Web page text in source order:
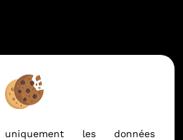
des données
les cookies
d'honoraires
les données